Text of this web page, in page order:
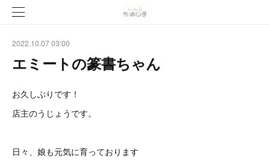
2022.10.07 03:00
エミートの篆書ちゃん
お久しぶりです！
店主のうじょうです。
日々、娘も元気に育っております